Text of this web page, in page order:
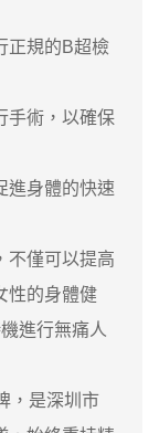
規的B超檢
術，以確保
身體的快速
僅可以提高
性的身體健
進行無痛人
是深圳市